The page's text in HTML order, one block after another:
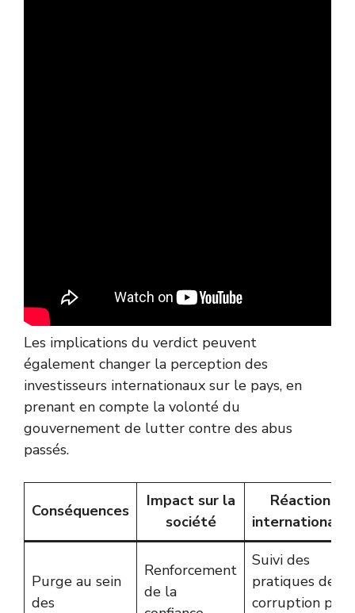
Les implications du verdict peuvent
également changer la perception des
investisseurs internationaux sur le pays, en
prenant en compte la volonté du
gouvernement de lutter contre des abus
passés.
Conséquences
Impact sur la
société
Réactions
internationales
Purge au sein
des
Renforcement
de la
Suivi des
pratiques de
corruption par